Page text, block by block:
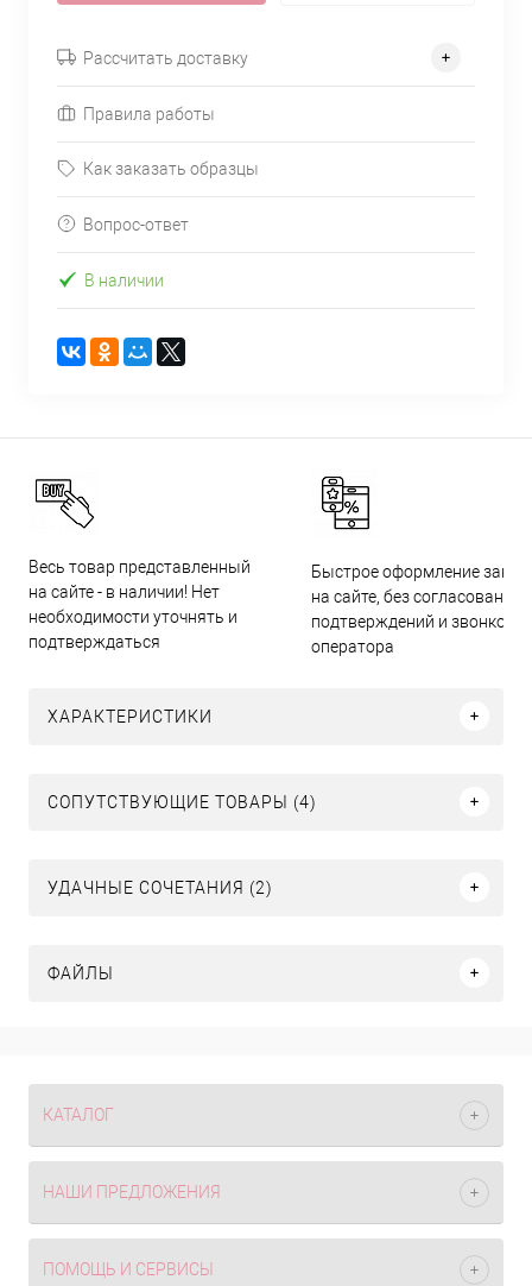
Рассчитать доставку
Правила работы
Как заказать образцы
Вопрос-ответ
В наличии
Весь товар представленный
на сайте - в наличии! Нет
необходимости уточнять и
подтверждаться
Быстрое оформление
на сайте, без согласований,
подтверждений и звонков
оператора
ХАРАКТЕРИСТИКИ
СОПУТСТВУЮЩИЕ ТОВАРЫ (4)
УДАЧНЫЕ СОЧЕТАНИЯ (2)
ФАЙЛЫ
КАТАЛОГ
НАШИ ПРЕДЛОЖЕНИЯ
ПОМОЩЬ И СЕРВИСЫ